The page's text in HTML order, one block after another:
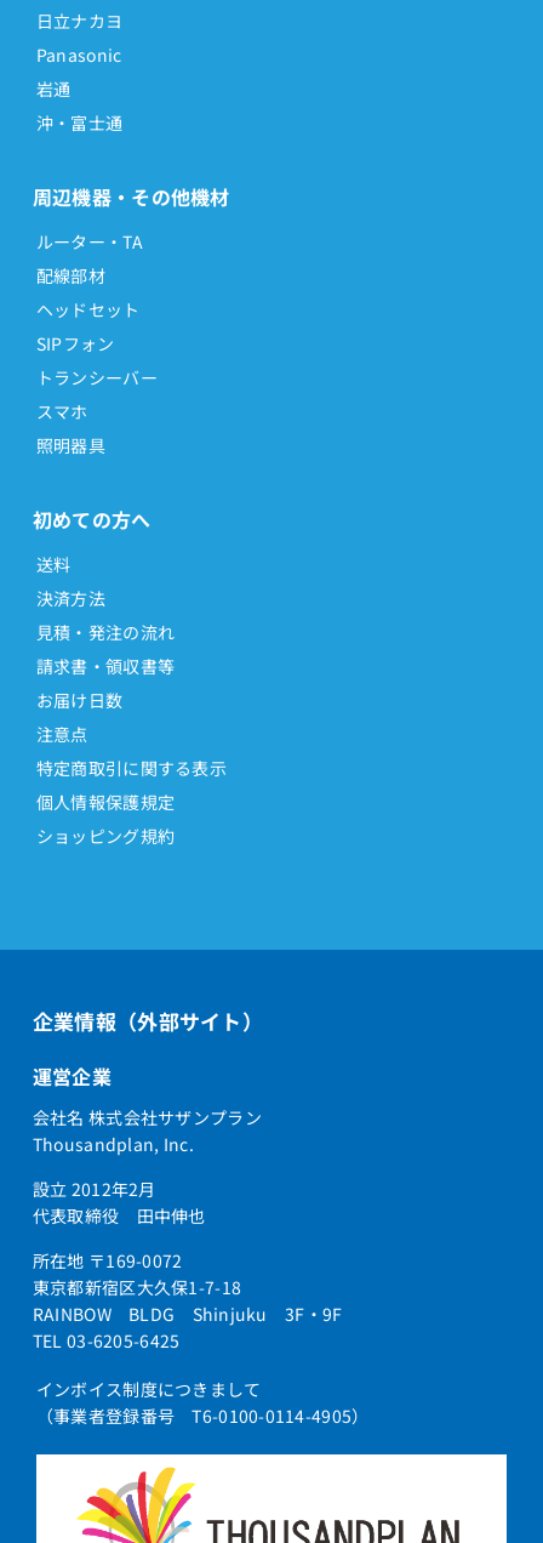
日立ナカヨ
Panasonic
岩通
沖・富士通
周辺機器・その他機材
ルーター・TA
配線部材
ヘッドセット
SIPフォン
トランシーバー
スマホ
照明器具
初めての方へ
送料
決済方法
見積・発注の流れ
請求書・領収書等
お届け日数
注意点
特定商取引に関する表示
個人情報保護規定
ショッピング規約
企業情報（外部サイト）
運営企業
会社名 株式会社サザンプラン
Thousandplan, Inc.
設立 2012年2月
代表取締役 田中伸也
所在地 〒169-0072
東京都新宿区大久保1-7-18
RAINBOW BLDG Shinjuku 3F・9F
TEL 03-6205-6425
インボイス制度につきまして
（事業者登録番号 T6-0100-0114-4905）